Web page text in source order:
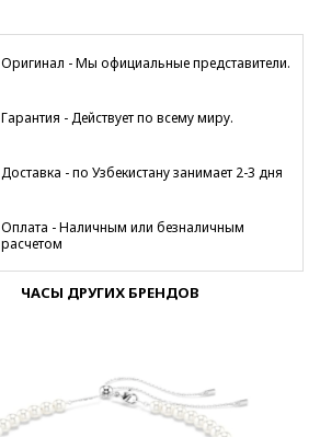
Оригинал - Мы официальные представители.
Гарантия - Действует по всему миру.
Доставка - по Узбекистану занимает 2-3 дня
Оплата - Наличным или безналичным
расчетом
ЧАСЫ ДРУГИХ БРЕНДОВ